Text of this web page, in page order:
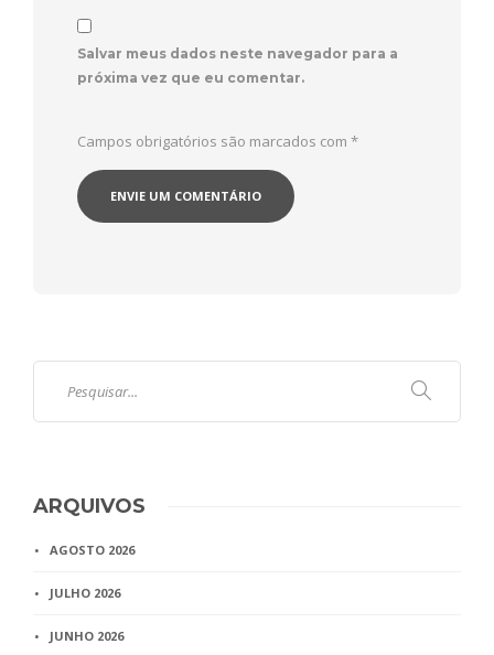
Salvar meus dados neste navegador para a
próxima vez que eu comentar.
Campos obrigatórios são marcados com *
ARQUIVOS
AGOSTO 2026
JULHO 2026
JUNHO 2026